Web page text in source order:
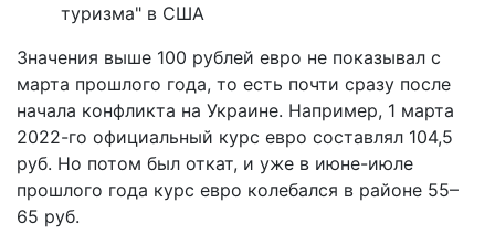
туризма" в США
Значения выше 100 рублей евро не показывал с
марта прошлого года, то есть почти сразу после
начала конфликта на Украине. Например, 1 марта
2022-го официальный курс евро составлял 104,5
руб. Но потом был откат, и уже в июне-июле
прошлого года курс евро колебался в районе 55–
65 руб.